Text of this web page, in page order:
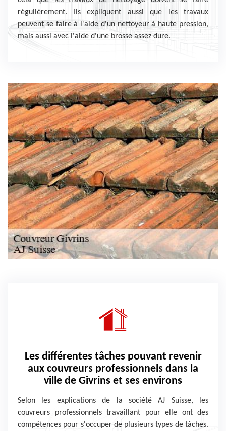
régulièrement. Ils expliquent aussi que les travaux
peuvent se faire à l'aide d'un nettoyeur à haute pression,
mais aussi avec l'aide d'une brosse assez dure.
Les différentes tâches pouvant revenir
aux couvreurs professionnels dans la
ville de Givrins et ses environs
Selon les explications de la société AJ Suisse, les
couvreurs professionnels travaillant pour elle ont des
compétences pour s'occuper de plusieurs types de tâches.